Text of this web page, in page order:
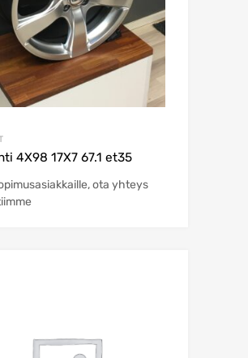
4X98 17X7 67.1 et35
ota yhteys